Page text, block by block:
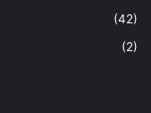
(42)
(2)